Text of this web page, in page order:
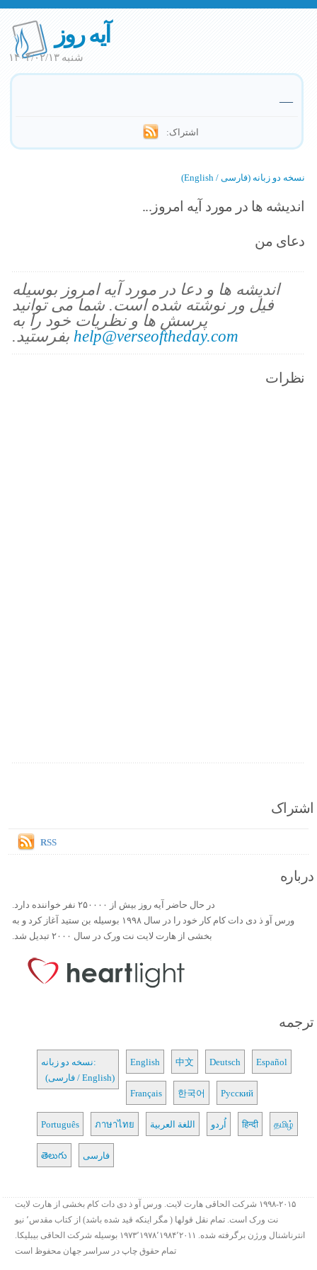
آیه روز
شنبه ۱۴۰۴/۰۲/۱۳
—
اشتراک:
نسخه دو زبانه (فارسی / English)
اندیشه ها در مورد آیه امروز...
دعای من
اندیشه ها و دعا در مورد آیه امروز بوسیله
فیل ور نوشته شده است. شما می توانید
پرسش ها و نظریات خود را به
help@verseoftheday.com بفرستید.
نظرات
اشتراک
RSS
درباره
در حال حاضر آیه روز بیش از ۲۵۰۰۰۰ نفر خواننده دارد.
ورس آو ذ دی دات کام کار خود را در سال ۱۹۹۸ بوسیله بن ستید آغاز کرد و به
بخشی از هارت لایت نت ورک در سال ۲۰۰۰ تبدیل شد.
ترجمه
نسخه دو زبانه:
(فارسی / English)
English 中文 Deutsch Español
Français 한국어 Русский
Português ภาษาไทย اللغة العربية اُردو हिन्दी தமிழ்
తెలుగు فارسی
۱۹۹۸-۲۰۱۵ شرکت الحاقی هارت لایت. ورس آو ذ دی دات کام بخشی از هارت لایت
نت ورک است. تمام نقل قولها ( مگر اینکه قید شده باشد) از کتاب مقدس٬ نیو
انترناشنال ورژن برگرفته شده. ۱۹۷۳٬۱۹۷۸٬۱۹۸۴٬۲۰۱۱ بوسیله شرکت الحاقی بیبلیکا.
تمام حقوق چاپ در سراسر جهان محفوظ است